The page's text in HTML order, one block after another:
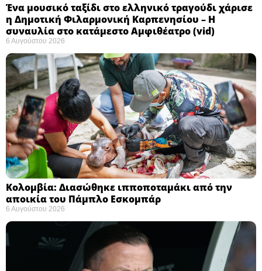
Ένα μουσικό ταξίδι στο ελληνικό τραγούδι χάρισε
η Δημοτική Φιλαρμονική Καρπενησίου – Η
συναυλία στο κατάμεστο Αμφιθέατρο (vid)
6 Αυγούστου 2026
Κολομβία: Διασώθηκε ιπποποταμάκι από την
αποικία του Πάμπλο Εσκομπάρ ​
6 Αυγούστου 2026